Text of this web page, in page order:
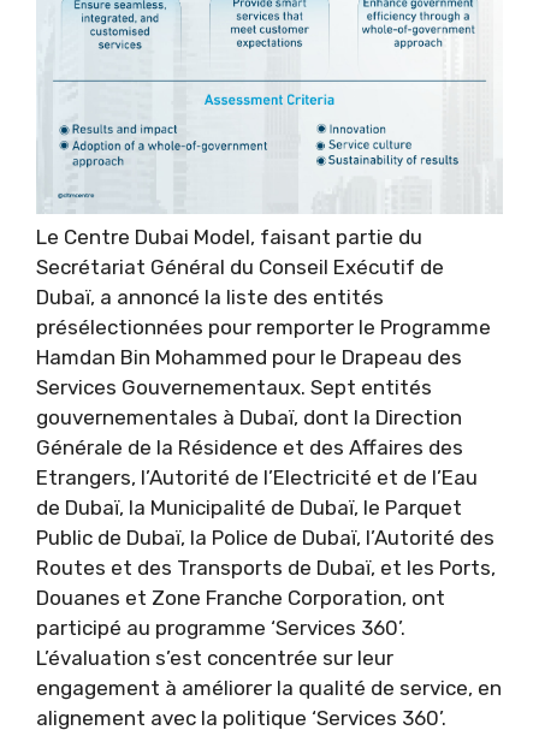
Le Centre Dubai Model, faisant partie du
Secrétariat Général du Conseil Exécutif de
Dubaï, a annoncé la liste des entités
présélectionnées pour remporter le Programme
Hamdan Bin Mohammed pour le Drapeau des
Services Gouvernementaux. Sept entités
gouvernementales à Dubaï, dont la Direction
Générale de la Résidence et des Affaires des
Etrangers, l’Autorité de l’Electricité et de l’Eau
de Dubaï, la Municipalité de Dubaï, le Parquet
Public de Dubaï, la Police de Dubaï, l’Autorité des
Routes et des Transports de Dubaï, et les Ports,
Douanes et Zone Franche Corporation, ont
participé au programme ‘Services 360’.
L’évaluation s’est concentrée sur leur
engagement à améliorer la qualité de service, en
alignement avec la politique ‘Services 360’.